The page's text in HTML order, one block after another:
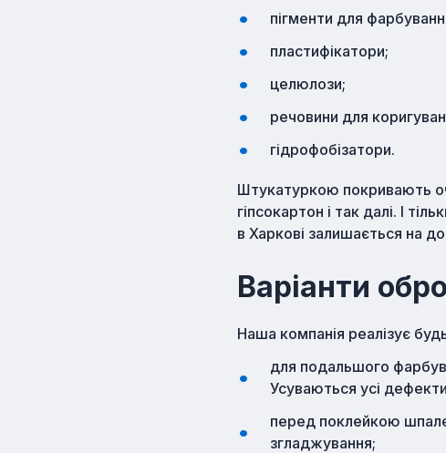
пігменти для
пластифікатори;
целюлози;
речовини для
гідрофобізатори.
Штукатуркою покривають
гіпсокартон і так далі. І
в Харкові залишається на
Варіанти
Наша компанія реалізує
для подальшого
Усуваються усі
перед поклейкою
згладжування;